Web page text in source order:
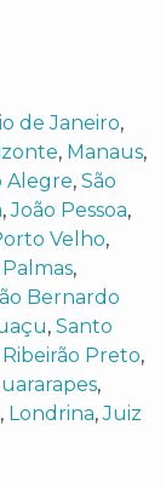
de Janeiro,
, Manaus,
Alegre, São
,João Pessoa,
Velho,
Palmas,
Bernardo
, Santo
Ribeirão Preto,
,
, Londrina,Juiz